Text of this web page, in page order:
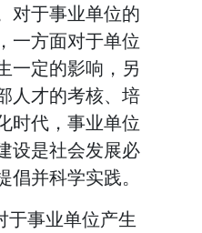
对于事业单位的
一方面对于单位
一定的影响，另
人才的考核、培
时代，事业单位
设是社会发展必
并科学实践。
于事业单位产生